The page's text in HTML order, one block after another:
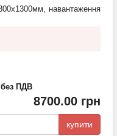
навантаження
ПДВ
8700.00 грн
купити